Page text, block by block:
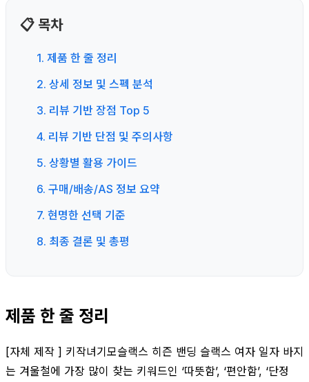
📋 목차
1. 제품 한 줄 정리
2. 상세 정보 및 스펙 분석
3. 리뷰 기반 장점 Top 5
4. 리뷰 기반 단점 및 주의사항
5. 상황별 활용 가이드
6. 구매/배송/AS 정보 요약
7. 현명한 선택 기준
8. 최종 결론 및 총평
제품 한 줄 정리
[자체 제작 ] 키작녀기모슬랙스 히즌 밴딩 슬랙스 여자 일자 바지
는 겨울철에 가장 많이 찾는 키워드인 ‘따뜻함’, ‘편안함’, ‘단정